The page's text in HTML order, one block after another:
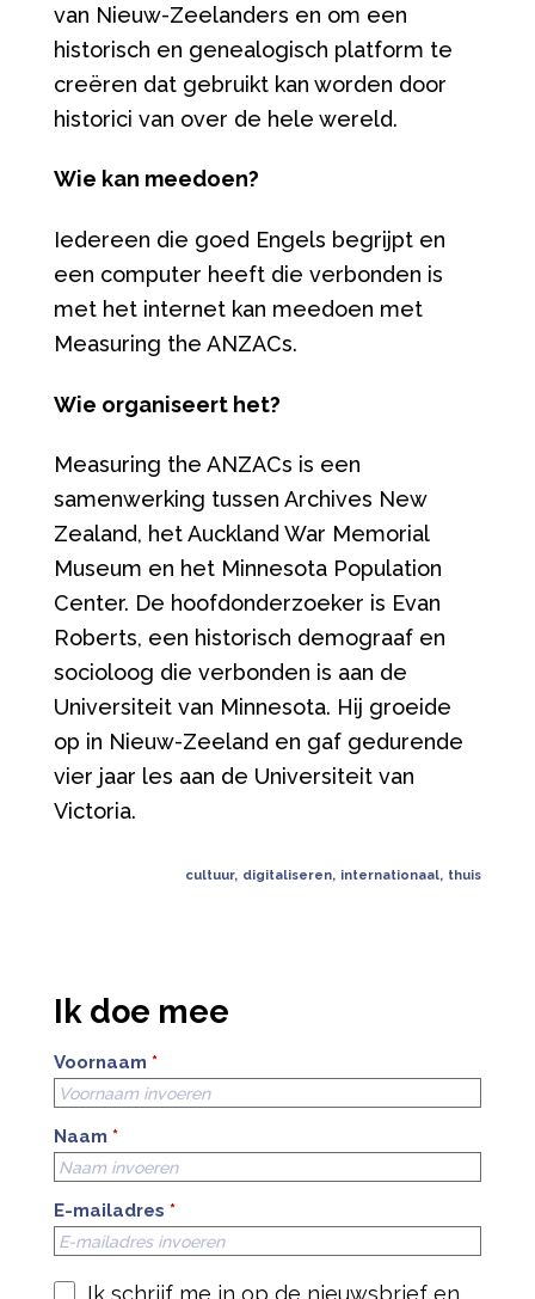
van Nieuw-Zeelanders en om een
historisch en genealogisch platform te
creëren dat gebruikt kan worden door
historici van over de hele wereld.
Wie kan meedoen?
Iedereen die goed Engels begrijpt en
een computer heeft die verbonden is
met het internet kan meedoen met
Measuring the ANZACs.
Wie organiseert het?
Measuring the ANZACs is een
samenwerking tussen Archives New
Zealand, het Auckland War Memorial
Museum en het Minnesota Population
Center. De hoofdonderzoeker is Evan
Roberts, een historisch demograaf en
socioloog die verbonden is aan de
Universiteit van Minnesota. Hij groeide
op in Nieuw-Zeeland en gaf gedurende
vier jaar les aan de Universiteit van
Victoria.
cultuur, digitaliseren, internationaal, thuis
Ik doe mee
Voornaam *
Naam *
E-mailadres *
Ik schrijf me in op de nieuwsbrief en